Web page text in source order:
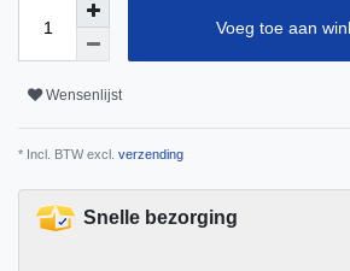
Voeg toe aan
Wensenlijst
* Incl. BTW excl. verzending
Snelle bezorging